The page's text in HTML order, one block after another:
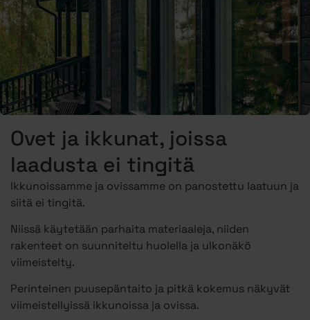
Ovet ja ikkunat, joissa
laadusta ei tingitä
Ikkunoissamme ja ovissamme on panostettu laatuun ja
siitä ei tingitä.
Niissä käytetään parhaita materiaaleja, niiden
rakenteet on suunniteltu huolella ja ulkonäkö
viimeistelty.
Perinteinen puusepäntaito ja pitkä kokemus näkyvät
viimeistellyissä ikkunoissa ja ovissa.